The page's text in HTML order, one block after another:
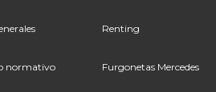
normativo
Renting
Furgonetas Mercedes